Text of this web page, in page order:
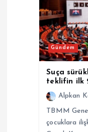
Gündem
Suça
teklifin ilk
Alpkan
TBMM
çocuklara